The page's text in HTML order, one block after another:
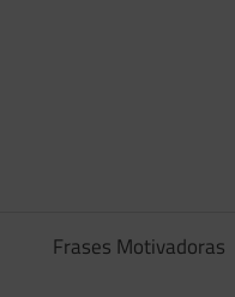
Frases Motivadoras